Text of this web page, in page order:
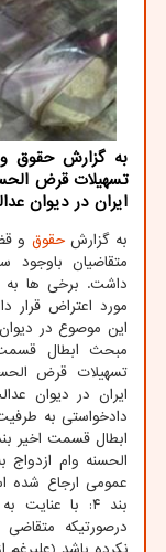
تسهیلات قرض
ایران در دیوان
به گزارشحقوق و
متقاضیان باوجود
داشت. برخی ها
مورد اعتراض قرار
این موصوع در
تسهیلات قرض
ایران در دیوان
دادخواستی به
الحسنه وام
عمومی ارجاع شده
بند ۴: با
درصورتیکه